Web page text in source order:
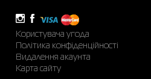
Користувача угода
Політика конфіденційності
Видалення акаунта
Карта сайту